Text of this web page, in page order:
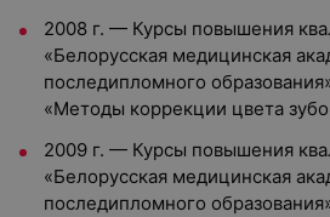
2008 г. — Курсы повышения
«Белорусская медицинская
последипломного
«Методы коррекции цвета
2009 г. — Курсы повышения
«Белорусская медицинская
последипломного